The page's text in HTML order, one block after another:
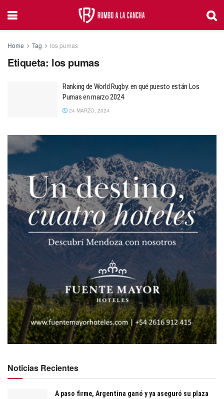
Home Tag los pumas
Etiqueta: los pumas
Ranking de World Rugby: en qué puesto están Los
Pumas en marzo 2024
24 MARZO, 2024
Noticias Recientes
A paso firme, Argentina ganó y ya aseguró su plaza